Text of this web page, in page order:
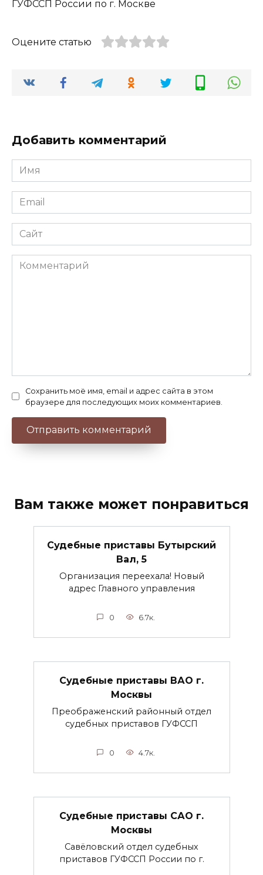
Оцените статью
Добавить комментарий
Имя
*
Email
*
Сайт
Комментарий
Сохранить моё имя, email и адрес сайта в этом
браузере для последующих моих комментариев.
Вам также может понравиться
Судебные приставы Бутырский
Вал, 5
Организация переехала! Новый
адрес Главного управления
0 6.7к.
Судебные приставы ВАО г.
Москвы
Преображенский районный отдел
судебных приставов ГУФССП
0 4.7к.
Судебные приставы САО г.
Москвы
Савёловский отдел судебных
приставов ГУФССП России по г.